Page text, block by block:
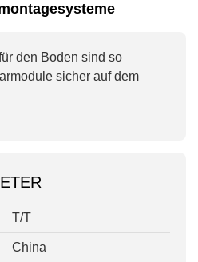
den Boden sind so
sicher auf dem
T/T
China